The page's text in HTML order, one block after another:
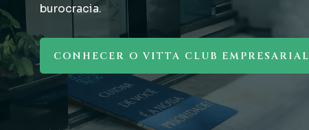
burocracia.
CONHECER O VITTA CLUB EMPRESARIAL